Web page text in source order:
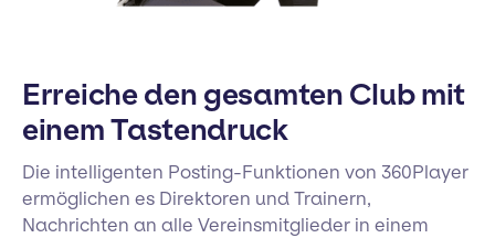
Erreiche den gesamten Club mit
einem Tastendruck
Die intelligenten Posting-Funktionen von 360Player
ermöglichen es Direktoren und Trainern,
Nachrichten an alle Vereinsmitglieder in einem